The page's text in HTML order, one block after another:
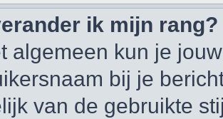
ik mijn rang?
algemeen kun je
bij je
van de gebruikte